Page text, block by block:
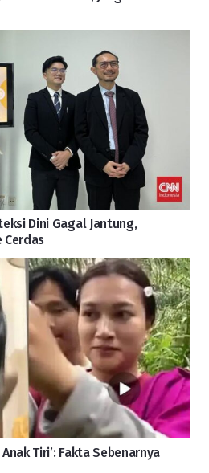
Dini Gagal Jantung,
Cerdas
Tiri’: Fakta Sebenarnya